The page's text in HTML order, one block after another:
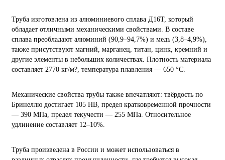
Труба изготовлена из алюминиевого сплава Д16Т, который
обладает отличными механическими свойствами. В составе
сплава преобладают алюминий (90,9–94,7%) и медь (3,8–4,9%),
также присутствуют магний, марганец, титан, цинк, кремний и
другие элементы в небольших количествах. Плотность материала
составляет 2770 кг/м?, температура плавления — 650 °C.
Механические свойства трубы также впечатляют: твёрдость по
Бринеллю достигает 105 HB, предел кратковременной прочности
— 390 МПа, предел текучести — 255 МПа. Относительное
удлинение составляет 12–10%.
Труба произведена в России и может использоваться в